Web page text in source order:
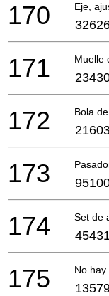
Eje,
170
Muelle
171
Bola
172
173
Set de
174
No hay
175